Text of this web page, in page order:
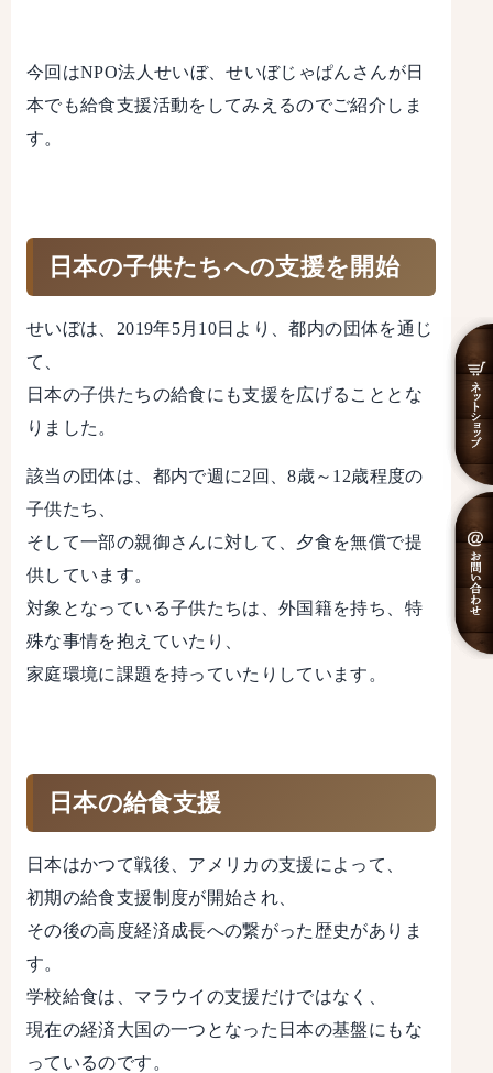
今回はNPO法人せいぼ、せいぼじゃぱんさんが日
本でも給食支援活動をしてみえるのでご紹介しま
す。
日本の子供たちへの支援を開始
せいぼは、2019年5月10日より、都内の団体を通じ
て、
日本の子供たちの給食にも支援を広げることとな
りました。
該当の団体は、都内で週に2回、8歳～12歳程度の
子供たち、
そして一部の親御さんに対して、夕食を無償で提
供しています。
対象となっている子供たちは、外国籍を持ち、特
殊な事情を抱えていたり、
家庭環境に課題を持っていたりしています。
日本の給食支援
日本はかつて戦後、アメリカの支援によって、
初期の給食支援制度が開始され、
その後の高度経済成長への繋がった歴史がありま
す。
学校給食は、マラウイの支援だけではなく、
現在の経済大国の一つとなった日本の基盤にもな
っているのです。